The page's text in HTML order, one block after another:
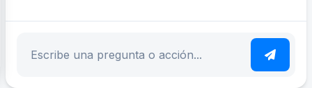
Escribe tu pregunta